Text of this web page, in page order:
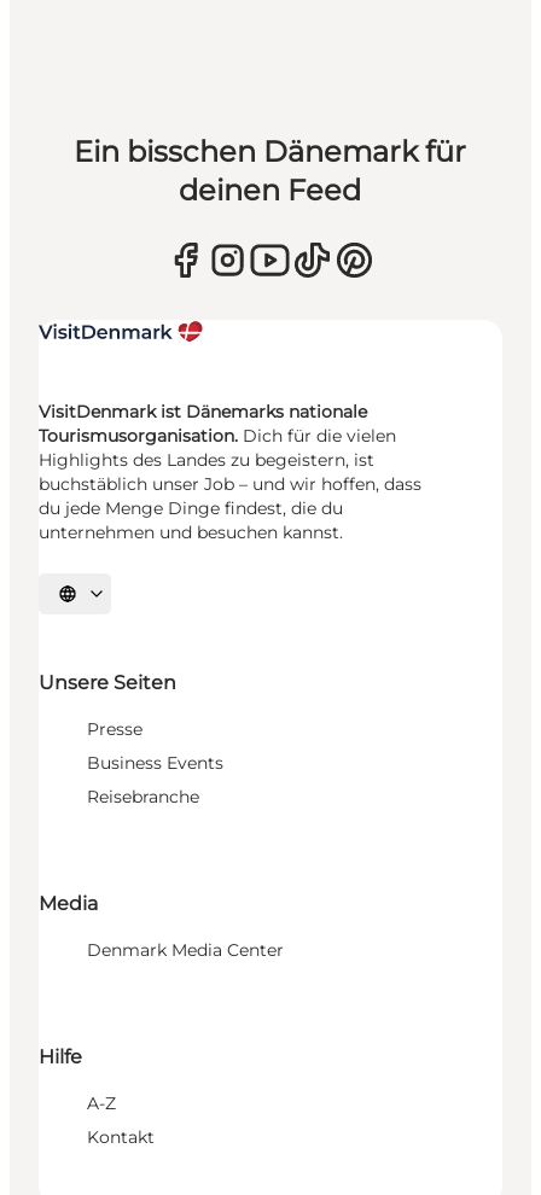
Ein bisschen Dänemark für
deinen Feed
VisitDenmark ist Dänemarks nationale
Tourismusorganisation. Dich für die vielen
Highlights des Landes zu begeistern, ist
buchstäblich unser Job – und wir hoffen, dass
du jede Menge Dinge findest, die du
unternehmen und besuchen kannst.
Sprache auswählen
Unsere Seiten
Presse
Business Events
Reisebranche
Media
Denmark Media Center
Hilfe
A-Z
Kontakt